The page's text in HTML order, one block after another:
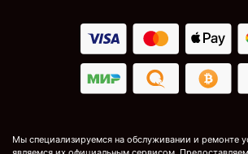
Мы специализируемся на обслуживании и ремонте